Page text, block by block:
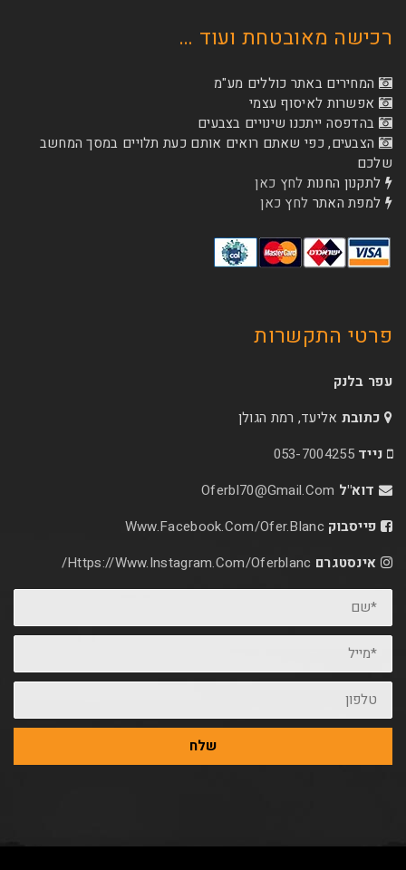
רכישה מאובטחת ועוד …
המחירים באתר כוללים מע"מ
אפשרות לאיסוף עצמי
בהדפסה ייתכנו שינויים בצבעים
הצבעים, כפי שאתם רואים אותם כעת תלויים במסך המחשב
שלכם
לתקנון החנות לחץ כאן
למפת האתר לחץ כאן
פרטי התקשרות
עפר בלנק
כתובת אליעד, רמת הגולן
נייד 053-7004255
דוא"ל Oferbl70@Gmail.Com
פייסבוק Www.facebook.com/ofer.blanc
אינסטגרם Https://www.instagram.com/oferblanc/
*שם
*מייל
טלפון
שלח